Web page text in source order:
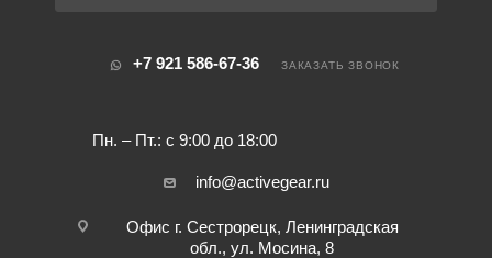
+7 921 586-67-36
Пн. – Пт.: с 9:00 до 18:00
ЗАКАЗАТЬ ЗВОНОК
info@activegear.ru
Офис г. Сестрорецк, Ленинградская
обл., ул. Мосина, 8